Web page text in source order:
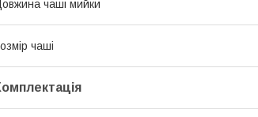
чаші мийки
чаші